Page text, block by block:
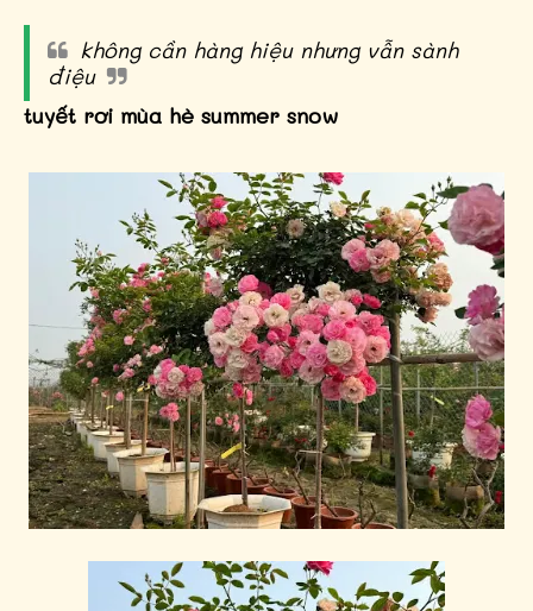
không cần hàng hiệu nhưng vẫn sành
điệu
tuyết rơi mùa hè summer snow